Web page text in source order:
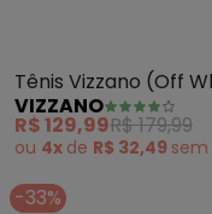
Tênis Vizzano (Off
em Sintético e Tecido
VIZZANO
R$ 129,99R$ 179,99
ou 4x de R$ 32,49 sem
-33%